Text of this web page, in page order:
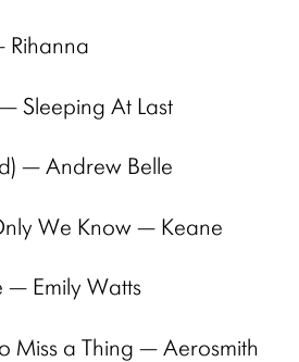
Rihanna
Sleeping At Last
— Andrew Belle
We Know — Keane
— Emily Watts
Miss a Thing — Aerosmith